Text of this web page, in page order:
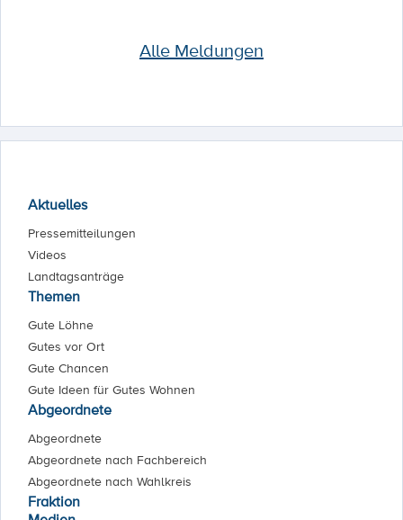
Alle Meldungen
Aktuelles
Pressemitteilungen
Videos
Landtagsanträge
Themen
Gute Löhne
Gutes vor Ort
Gute Chancen
Gute Ideen für Gutes Wohnen
Abgeordnete
Abgeordnete
Abgeordnete nach Fachbereich
Abgeordnete nach Wahlkreis
Fraktion